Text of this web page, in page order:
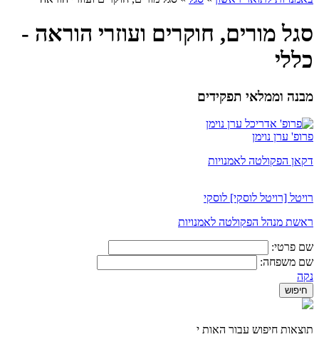
סגל מורים, חוקרים ועוזרי הוראה -
כללי
מבנה וממלאי תפקידים
פרופ' ערן נוימן
דקאן הפקולטה לאמנויות
רויטל [רויטל לוסקי] לוסקי
ראשת מנהל הפקולטה לאמנויות
שם פרטי:
שם משפחה:
נקה
תוצאות חיפוש עבור האות י